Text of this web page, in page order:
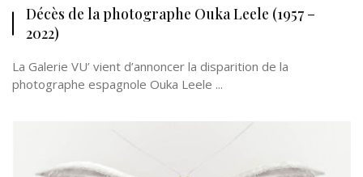
Décès de la photographe Ouka Leele (1957 –
2022)
La Galerie VU’ vient d’annoncer la disparition de la
photographe espagnole Ouka Leele ...